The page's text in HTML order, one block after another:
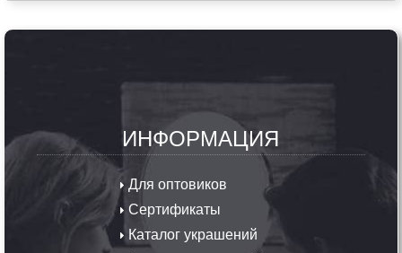
ИНФОРМАЦИЯ
Для оптовиков
Сертификаты
Каталог украшений